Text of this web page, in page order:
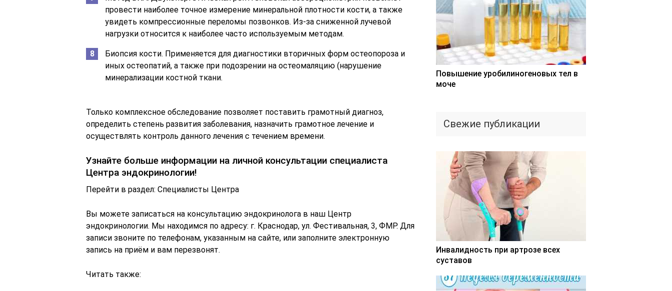
провести наиболее точное измерение минеральной плотности кости, а также
увидеть компрессионные переломы позвонков. Из-за сниженной лучевой
нагрузки относится к наиболее часто используемым методам.
Биопсия кости. Применяется для диагностики вторичных форм остеопороза и
иных остеопатий, а также при подозрении на остеомаляцию (нарушение
минерализации костной ткани.
Только комплексное обследование позволяет поставить грамотный диагноз,
определить степень развития заболевания, назначить грамотное лечение и
осуществлять контроль данного лечения с течением времени.
Узнайте больше информации на личной консультации специалиста
Центра эндокринологии!
Перейти в раздел: Специалисты Центра
Вы можете записаться на консультацию эндокринолога в наш Центр
эндокринологии. Мы находимся по адресу: г. Краснодар, ул. Фестивальная, 3, ФМР. Для
записи звоните по телефонам, указанным на сайте, или заполните электронную
запись на приём и вам перезвонят.
Читать также:
Повышение уробилиногеновых тел в
моче
Свежие публикации
Инвалидность при артрозе всех
суставов